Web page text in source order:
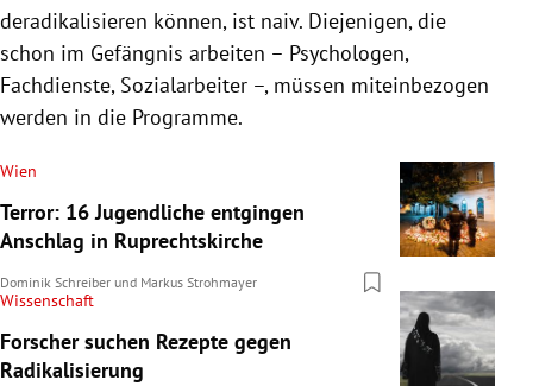
deradikalisieren können, ist naiv. Diejenigen, die
schon im Gefängnis arbeiten – Psychologen,
Fachdienste, Sozialarbeiter –, müssen miteinbezogen
werden in die Programme.
Wien
Terror: 16 Jugendliche entgingen
Anschlag in Ruprechtskirche
Dominik Schreiber und Markus Strohmayer
Wissenschaft
Forscher suchen Rezepte gegen
Radikalisierung